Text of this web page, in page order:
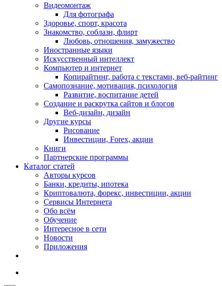
Видеомонтаж
Для фотографа
Здоровье, спорт, красота
Знакомство, соблазн, флирт
Любовь, отношения, замужество
Иностранные языки
Искусственный интеллект
Компьютер и интернет
Копирайтинг, работа с текстами, веб-райтинг
Самопознание, мотивация, психология
Развитие, воспитание детей
Создание и раскрутка сайтов и блогов
Веб-дизайн, дизайн
Другие курсы
Рисование
Инвестиции, Forex, акции
Книги
Партнерские программы
Каталог статей
Авторы курсов
Банки, кредиты, ипотека
Криптовалюта, форекс, инвестиции, акции
Сервисы Интернета
Обо всём
Обучение
Интересное в сети
Новости
Приложения